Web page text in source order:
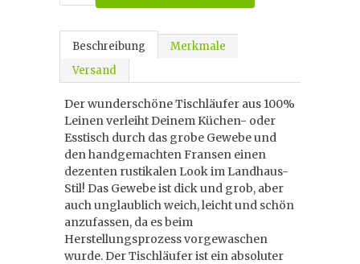
Beschreibung
Merkmale
Versand
Der wunderschöne Tischläufer aus 100%
Leinen verleiht Deinem Küchen- oder
Esstisch durch das grobe Gewebe und
den handgemachten Fransen einen
dezenten rustikalen Look im Landhaus-
Stil! Das Gewebe ist dick und grob, aber
auch unglaublich weich, leicht und schön
anzufassen, da es beim
Herstellungsprozess vorgewaschen
wurde. Der Tischläufer ist ein absoluter